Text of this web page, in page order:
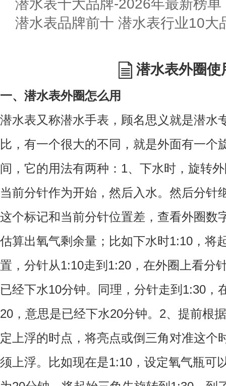
潜水表十大品牌-2026年最新榜单
潜水表品牌前十 潜水表行业10大
潜水表外圈使
一、潜水表外圈怎么用
潜水表又称潜水手表，顾名思义就是潜水
比，有一个很大的不同，就是外面有一个
间，它的用法有两种：1、下水时，旋转
当前分针作为开始，然后入水。然后分针
这个标记和当前分针位置差，查看外圈数
估算出氧气剩余量；比如下水时1:10，将
置，分针从1:10走到1:20，在外圈上看分
已经下水10分钟。同理，分针走到1:30，
20，意思是已经下水20分钟。2、提前根
定上浮的时点，将亮点或倒三角对准这个
须上浮。比如现在是1:10，设定氧气瓶可